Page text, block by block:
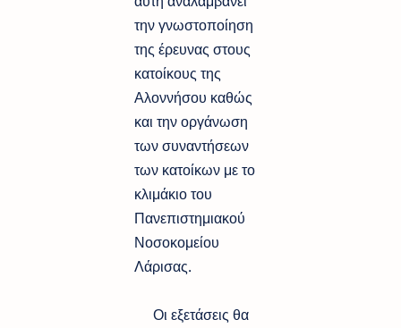
την γνωστοποίηση
της έρευνας στους
κατοίκους της
Αλοννήσου καθώς
και την οργάνωση
των συναντήσεων
των κατοίκων με το
κλιμάκιο του
Πανεπιστημιακού
Νοσοκομείου
Λάρισας.
Οι εξετάσεις θα